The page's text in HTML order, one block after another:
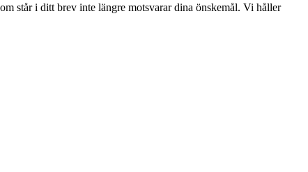
står i ditt brev inte längre motsvarar dina önskemål. Vi håller